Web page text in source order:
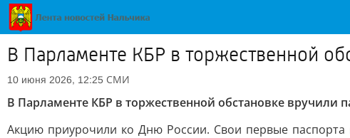
В Парламенте КБР в торжественной
10 июня 2026, 12:25 СМИ
В Парламенте КБР в торжественной обстановке вручили
Акцию приурочили ко Дню России. Свои первые паспорта